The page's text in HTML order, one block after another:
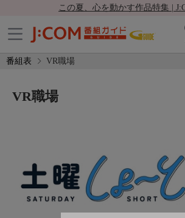
この夏、心を動かす作品特集 |
番組表 VR職場
VR職場